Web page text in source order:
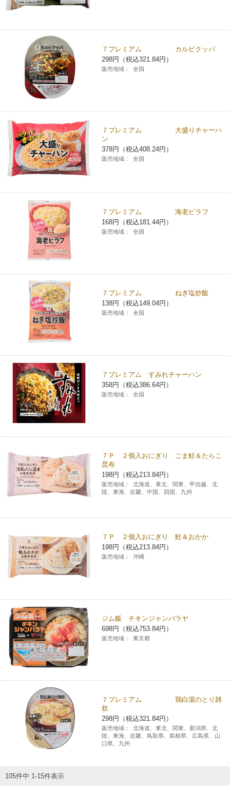
７プレミアム カルビクッパ
298円（税込321.84円）
販売地域： 全国
７プレミアム 大盛りチャーハ
ン
378円（税込408.24円）
販売地域： 全国
７プレミアム 海老ピラフ
168円（税込181.44円）
販売地域： 全国
７プレミアム ねぎ塩炒飯
138円（税込149.04円）
販売地域： 全国
７プレミアム すみれチャーハン
358円（税込386.64円）
販売地域： 全国
７Ｐ ２個入おにぎり ごま鮭＆たらこ
昆布
198円（税込213.84円）
販売地域：
北海道、東北、関東、甲信越、北
陸、東海、近畿、中国、四国、九州
７Ｐ ２個入おにぎり 鮭＆おかか
198円（税込213.84円）
販売地域： 沖縄
ジム飯 チキンジャンバラヤ
698円（税込753.84円）
販売地域： 東京都
７プレミアム 鶏白湯のとり雑
炊
298円（税込321.84円）
販売地域：
北海道、東北、関東、新潟県、北
陸、東海、近畿、鳥取県、島根県、広島県、山
口県、九州
105件中 1-15件表示